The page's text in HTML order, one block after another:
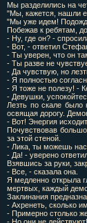
Мы разделились на
"Мы, кажется, нашли
"Мы уже идем!
Побежав к ребятам,
- Ну, где он? -
- Вот, - ответил
- Ты уверен, что он
- Ты разве не
- Да чувствую, но
- Я полностью
- Я тоже не полезу! -
- Девушки,
Лезть по скале
освящая дорогу.
- Вот! Энергия
Почувствовав
за этой стеной.
- Лика, ты можешь нас
- Да! - уверено
Взявшись за руки,
- Все, - сказала она.
Я медленно открыла
мертвых, каждый
Заклинания
- Ахренеть, сколько
- Примерно столько